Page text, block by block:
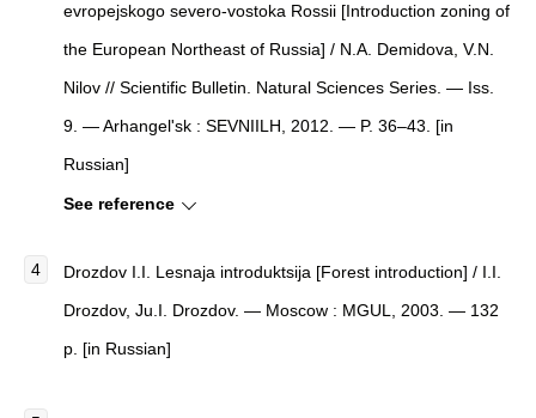
evropejskogo severo-vostoka Rossii [Introduction zoning of
the European Northeast of Russia] / N.A. Demidova, V.N.
Nilov // Scientific Bulletin. Natural Sciences Series. — Iss.
9. — Arhangel'sk : SEVNIILH, 2012. — P. 36–43. [in
Russian]
See reference
Drozdov I.I. Lesnaja introduktsija [Forest introduction] / I.I.
Drozdov, Ju.I. Drozdov. — Moscow : MGUL, 2003. — 132
p. [in Russian]